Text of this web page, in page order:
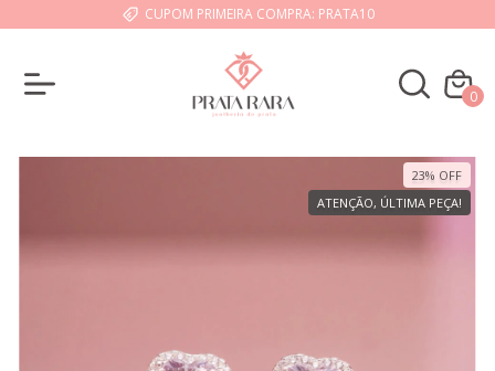
CUPOM PRIMEIRA COMPRA: PRATA10
0
23% OFF
ATENÇÃO, ÚLTIMA PEÇA!